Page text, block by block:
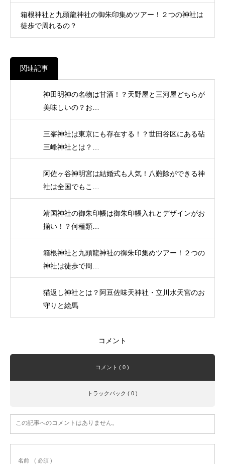
箱根神社と九頭龍神社の御朱印集めツアー！２つの神社は
徒歩で周れるの？
関連記事
神田明神の名物は甘酒！？天野屋と三河屋どちらが
美味しいの？お…
三峯神社は東京にも存在する！？世田谷区にある砧
三峰神社とは？…
阿佐ヶ谷神明宮は結婚式も人気！八難除ができる神
社は全国でもこ…
靖国神社の御朱印帳は御朱印帳入れとデザインがお
揃い！？何種類…
箱根神社と九頭龍神社の御朱印集めツアー！２つの
神社は徒歩で周…
猫返し神社とは？阿豆佐味天神社・立川水天宮のお
守りと絵馬
コメント
コメント ( 0 )
トラックバック ( 0 )
この記事へのコメントはありません。
名前 ( 必須 )